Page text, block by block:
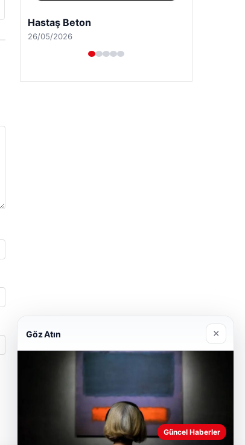
Enes Kaplan Avukatlık Bürosu
28/04/2026
Göz Atın ×
Güncel Haberler